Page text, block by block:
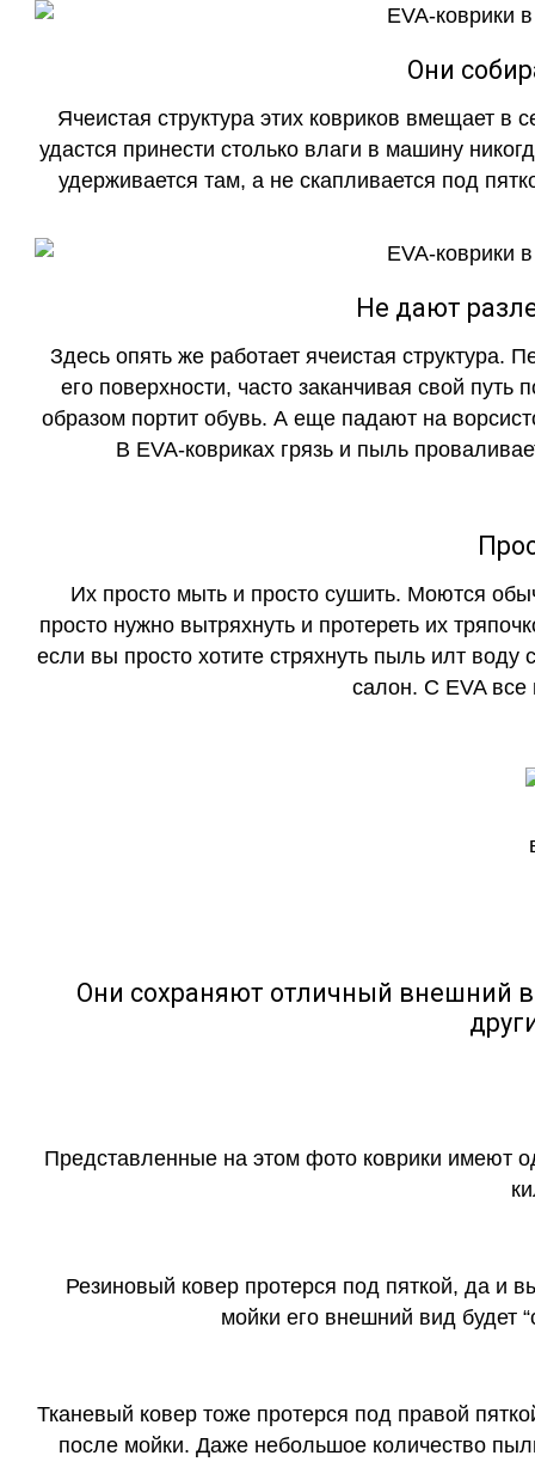
Они
Ячеистая структура этих ковриков вмещает в
удастся принести столько влаги в машину
удерживается там, а не скапливается под
Не дают
Здесь опять же работает ячеистая структура.
его поверхности, часто заканчивая свой
образом портит обувь. А еще падают на
В EVA-ковриках грязь и пыль
Их просто мыть и просто сушить. Моются
просто нужно вытряхнуть и протереть их
если вы просто хотите стряхнуть пыль илт воду
салон. С EVA все
Они сохраняют отличный внешний
Представленные на этом фото коврики имеют
Резиновый ковер протерся под пяткой, да и
мойки его внешний вид будет
Тканевый ковер тоже протерся под правой
после мойки. Даже небольшое количество